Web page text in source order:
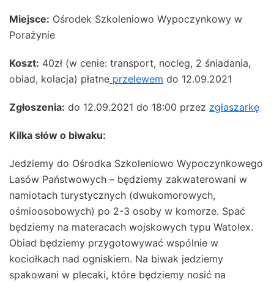
Miejsce: Ośrodek Szkoleniowo Wypoczynkowy w
Porażynie
Koszt: 40zł (w cenie: transport, nocleg, 2 śniadania,
obiad, kolacja) płatne przelewem do 12.09.2021
Zgłoszenia: do 12.09.2021 do 18:00 przez zgłaszarkę
Kilka słów o biwaku:
Jedziemy do Ośrodka Szkoleniowo Wypoczynkowego
Lasów Państwowych – będziemy zakwaterowani w
namiotach turystycznych (dwukomorowych,
ośmioosobowych) po 2-3 osoby w komorze. Spać
będziemy na materacach wojskowych typu Watolex.
Obiad będziemy przygotowywać wspólnie w
kociołkach nad ogniskiem. Na biwak jedziemy
spakowani w plecaki, które będziemy nosić na